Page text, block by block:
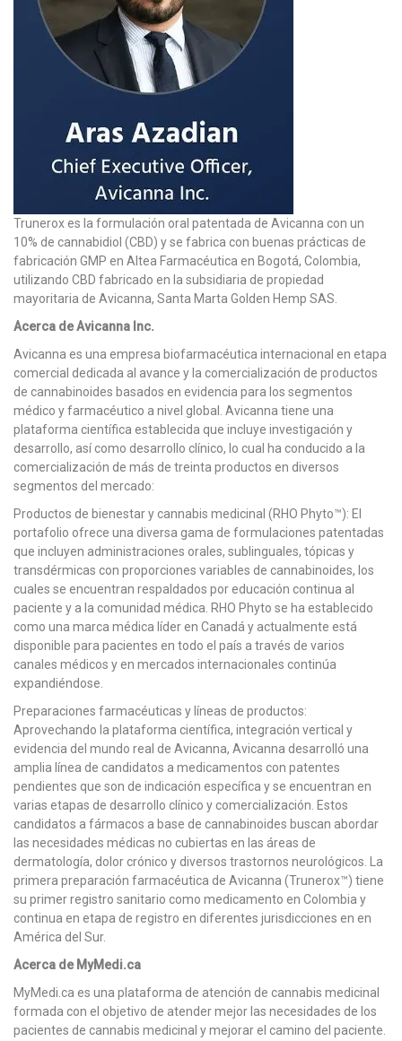
Trunerox es la formulación oral patentada de Avicanna con un
10% de cannabidiol (CBD) y se fabrica con buenas prácticas de
fabricación GMP en Altea Farmacéutica en Bogotá, Colombia,
utilizando CBD fabricado en la subsidiaria de propiedad
mayoritaria de Avicanna, Santa Marta Golden Hemp SAS.
Acerca de Avicanna Inc.
Avicanna es una empresa biofarmacéutica internacional en etapa
comercial dedicada al avance y la comercialización de productos
de cannabinoides basados en evidencia para los segmentos
médico y farmacéutico a nivel global. Avicanna tiene una
plataforma científica establecida que incluye investigación y
desarrollo, así como desarrollo clínico, lo cual ha conducido a la
comercialización de más de treinta productos en diversos
segmentos del mercado:
Productos de bienestar y cannabis medicinal (RHO Phyto™): El
portafolio ofrece una diversa gama de formulaciones patentadas
que incluyen administraciones orales, sublinguales, tópicas y
transdérmicas con proporciones variables de cannabinoides, los
cuales se encuentran respaldados por educación continua al
paciente y a la comunidad médica. RHO Phyto se ha establecido
como una marca médica líder en Canadá y actualmente está
disponible para pacientes en todo el país a través de varios
canales médicos y en mercados internacionales continúa
expandiéndose.
Preparaciones farmacéuticas y líneas de productos:
Aprovechando la plataforma científica, integración vertical y
evidencia del mundo real de Avicanna, Avicanna desarrolló una
amplia línea de candidatos a medicamentos con patentes
pendientes que son de indicación específica y se encuentran en
varias etapas de desarrollo clínico y comercialización. Estos
candidatos a fármacos a base de cannabinoides buscan abordar
las necesidades médicas no cubiertas en las áreas de
dermatología, dolor crónico y diversos trastornos neurológicos. La
primera preparación farmacéutica de Avicanna (Trunerox™) tiene
su primer registro sanitario como medicamento en Colombia y
continua en etapa de registro en diferentes jurisdicciones en en
América del Sur.
Acerca de MyMedi.ca
MyMedi.ca es una plataforma de atención de cannabis medicinal
formada con el objetivo de atender mejor las necesidades de los
pacientes de cannabis medicinal y mejorar el camino del paciente.